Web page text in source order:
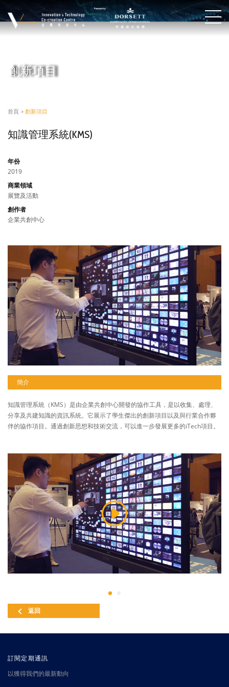
創新項目
首頁 > 創新項目
知識管理系統(KMS)
年份
2019
商業領域
展覽及活動
創作者
企業共創中心
簡介
知識管理系統（KMS）是由企業共創中心開發的協作工具，是以收集、處理、
分享及共建知識的資訊系統。它展示了學生傑出的創新項目以及與行業合作夥
伴的協作項目。通過創新思想和技術交流，可以進一步發展更多的iTech項目。
返回
訂閱定期通訊
以獲得我們的最新動向